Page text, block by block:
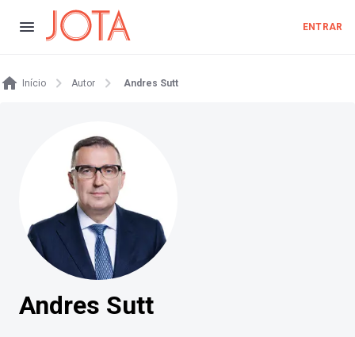
ENTRAR
Início Autor Andres Sutt
Andres Sutt